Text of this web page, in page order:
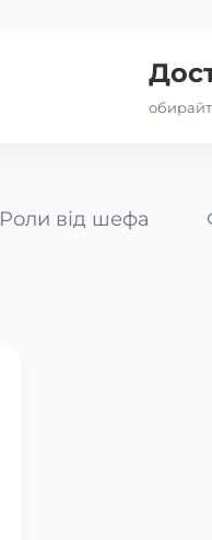
Роли від шефа